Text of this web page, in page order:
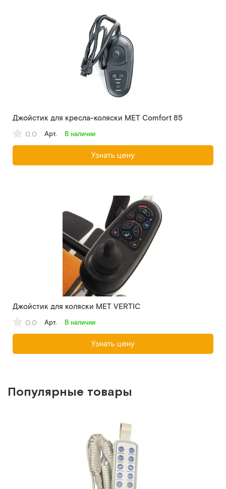
Джойстик для кресла-коляски MET Comfort 85
0.0 Арт. В наличии
Узнать цену
Джойстик для коляски MET VERTIC
0.0 Арт. В наличии
Узнать цену
Популярные товары